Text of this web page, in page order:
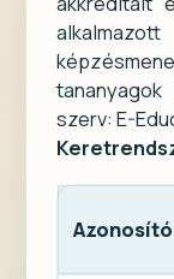
szerv: E-
Azonosító